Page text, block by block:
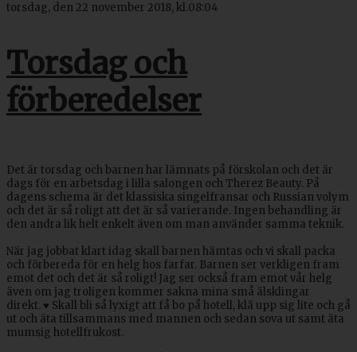
torsdag, den 22 november 2018, kl.08:04
Torsdag och
förberedelser
Det är torsdag och barnen har lämnats på förskolan och det är
dags för en arbetsdag i lilla salongen och Therez Beauty. På
dagens schema är det klassiska singelfransar och Russian volym
och det är så roligt att det är så varierande. Ingen behandling är
den andra lik helt enkelt även om man använder samma teknik.
När jag jobbat klart idag skall barnen hämtas och vi skall packa
och förbereda för en helg hos farfar. Barnen ser verkligen fram
emot det och det är så roligt! Jag ser också fram emot vår helg
även om jag troligen kommer sakna mina små älsklingar
direkt. ♥ Skall bli så lyxigt att få bo på hotell, klä upp sig lite och gå
ut och äta tillsammans med mannen och sedan sova ut samt äta
mumsig hotellfrukost.